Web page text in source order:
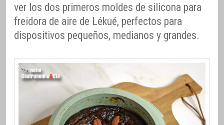
ver los dos primeros moldes de silicona para
freidora de aire de Lékué, perfectos para
dispositivos pequeños, medianos y grandes.